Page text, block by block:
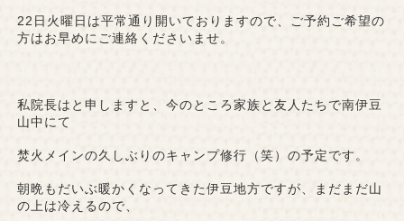
22日火曜日は平常通り開いておりますので、ご予約ご希望の
方はお早めにご連絡くださいませ。
私院長はと申しますと、今のところ家族と友人たちで南伊豆
山中にて
焚火メインの久しぶりのキャンプ修行（笑）の予定です。
朝晩もだいぶ暖かくなってきた伊豆地方ですが、まだまだ山
の上は冷えるので、